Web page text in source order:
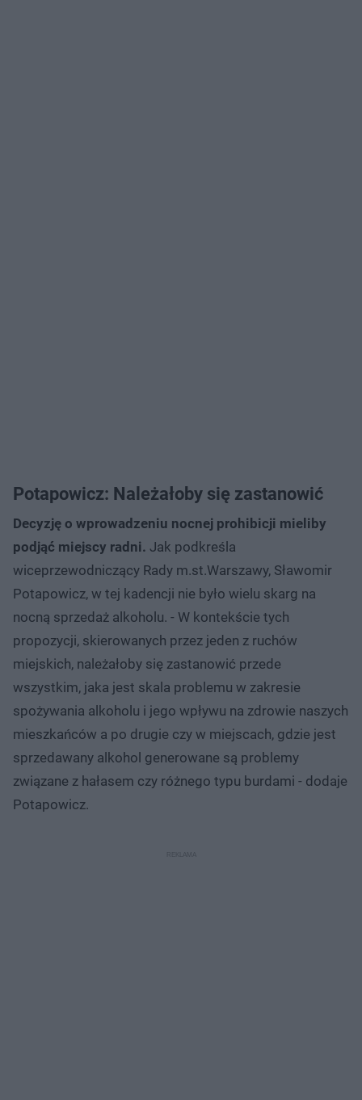
Potapowicz: Należałoby się zastanowić
Decyzję o wprowadzeniu nocnej prohibicji mieliby
podjąć miejscy radni. Jak podkreśla
wiceprzewodniczący Rady m.st.Warszawy, Sławomir
Potapowicz, w tej kadencji nie było wielu skarg na
nocną sprzedaż alkoholu. - W kontekście tych
propozycji, skierowanych przez jeden z ruchów
miejskich, należałoby się zastanowić przede
wszystkim, jaka jest skala problemu w zakresie
spożywania alkoholu i jego wpływu na zdrowie naszych
mieszkańców a po drugie czy w miejscach, gdzie jest
sprzedawany alkohol generowane są problemy
związane z hałasem czy różnego typu burdami - dodaje
Potapowicz.